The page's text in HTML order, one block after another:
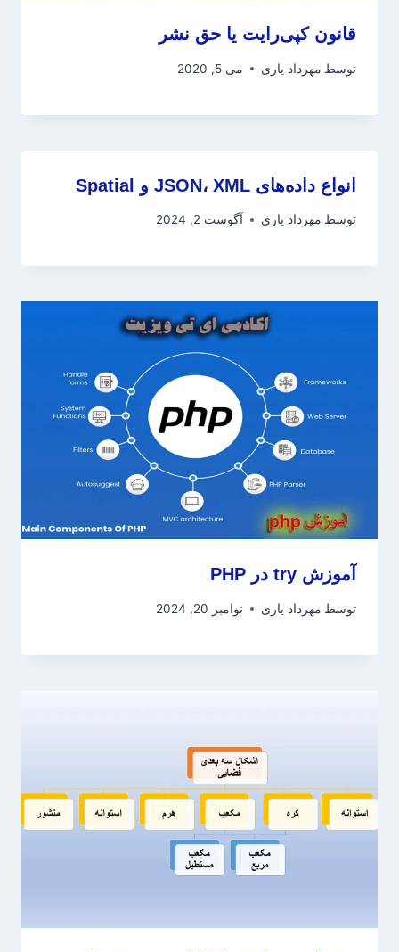
قانون کپی‌رایت یا حق نشر
توسط مهرداد یاری می 5, 2020
انواع داده‌های JSON، XML و Spatial
توسط مهرداد یاری آگوست 2, 2024
آموزش try در PHP
توسط مهرداد یاری نوامبر 20, 2024